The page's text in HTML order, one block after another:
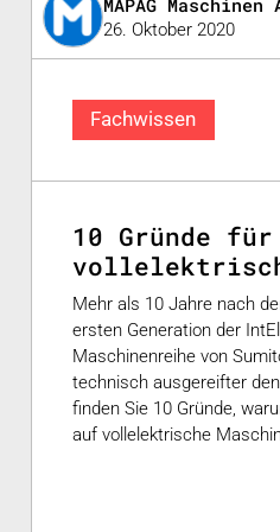
26. Oktober 2020
Fachwissen
10 Gründe
Mehr als 10 Jahre nach
ersten Generation der
Maschinenreihe von
technisch ausgereifter
finden Sie 10 Gründe,
auf vollelektrische